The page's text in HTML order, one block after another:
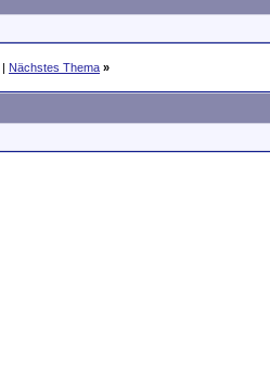
| Nächstes Thema »